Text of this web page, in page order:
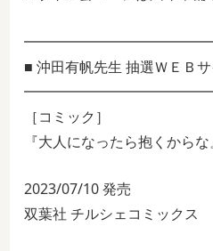
■ 沖田有帆先生 抽選ＷＥＢ
［コミック］
『大人になったら抱くからな
2023/07/10 発売
双葉社 チルシェコミックス